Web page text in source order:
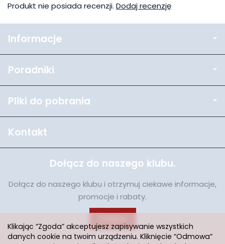
Produkt nie posiada recenzji. Dodaj recenzję
Informacje
Poradniki
Pliki do pobrania
Kontakt
Dołącz do naszego klubu.
Dołącz do naszego klubu i otrzymuj ciekawe informacje,
promocje i rabaty.
Klikając “Zgoda” akceptujesz zapisywanie wszystkich
danych cookie na twoim urządzeniu. Kliknięcie “Odmowa”